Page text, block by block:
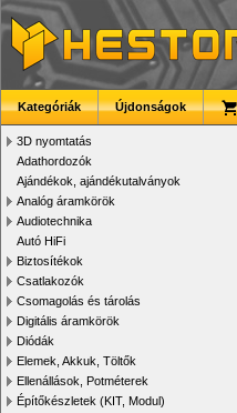
Kategóriák Újdonságok
3D nyomtatás
Adathordozók
Ajándékok, ajándékutalványok
Analóg áramkörök
Audiotechnika
Autó HiFi
Biztosítékok
Csatlakozók
Csomagolás és tárolás
Digitális áramkörök
Diódák
Elemek, Akkuk, Töltők
Ellenállások, Potméterek
Építőkészletek (KIT, Modul)